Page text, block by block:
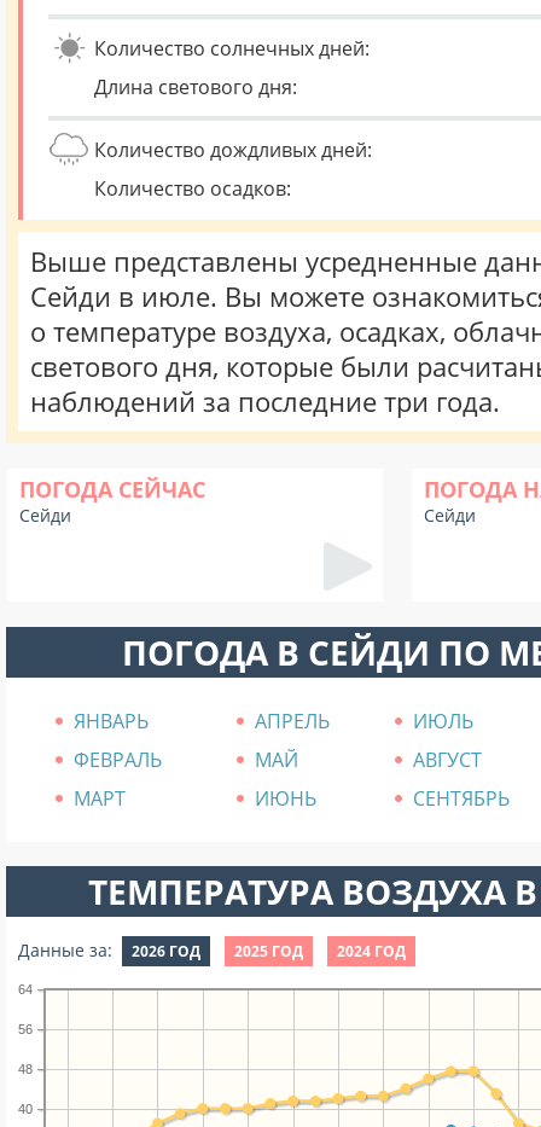
Количество солнечных дней:
Длина светового дня:
Количество дождливых дней:
Количество осадков:
Выше представлены усредненные
Сейди в июле. Вы можете
о температуре воздуха, осадках,
светового дня, которые были
наблюдений за последние три года.
ПОГОДА СЕЙЧАС
Сейди
ПОГОДА
Сейди
ПОГОДА В СЕЙДИ ПО
ЯНВАРЬ АПРЕЛЬ
ИЮЛЬ
ФЕВРАЛЬ
МАЙ
АВГУСТ
МАРТ
ИЮНЬ СЕНТЯБРЬ
ТЕМПЕРАТУРА ВОЗДУХА
Данные за: 2026 ГОД 2025 ГОД 2024 ГОД
40
48
56
64